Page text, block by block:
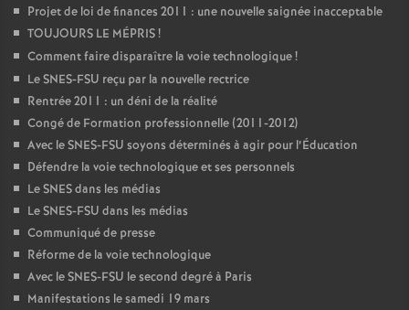
Projet de loi de finances 2011 : une nouvelle saignée inacceptable
TOUJOURS LE MÉPRIS!
Comment faire disparaître la voie technologique!
Le SNES-FSU reçu par la nouvelle rectrice
Rentrée 2011 : un déni de la réalité
Congé de Formation professionnelle (2011-2012)
Avec le SNES-FSU soyons déterminés à agir pour l’Éducation
Défendre la voie technologique et ses personnels
Le SNES dans les médias
Le SNES-FSU dans les médias
Communiqué de presse
Réforme de la voie technologique
Avec le SNES-FSU le second degré à Paris
Manifestations le samedi 19 mars